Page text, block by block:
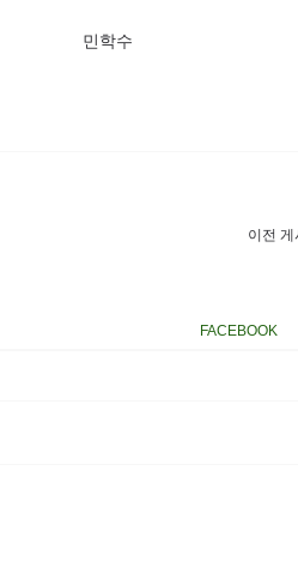
민학수
이전 게
FACEBOOK